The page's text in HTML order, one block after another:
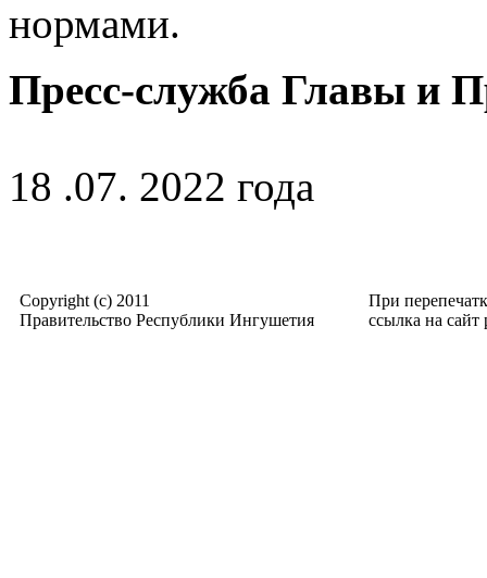
нормами.
Пресс-служба Главы и
18 .07. 2022 года
Copyright (c) 2011
Правительство Республики Ингушетия
При
ссылка на сайт